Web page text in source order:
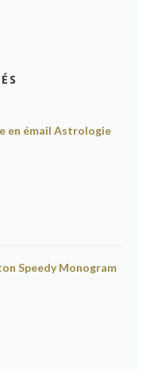
en émail Astrologie
Speedy Monogram